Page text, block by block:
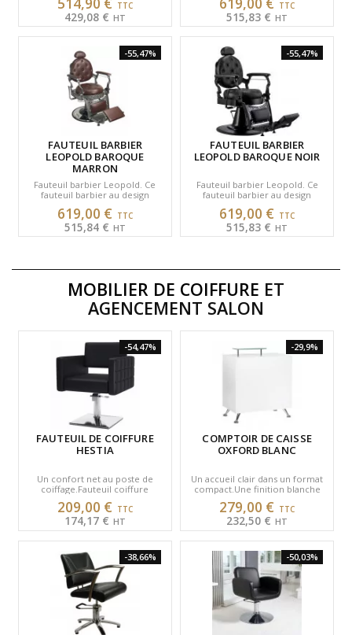
barbier pivote sur 360…
429,08 €
réglable et têtière…
515,83 €
-55,47%
FAUTEUIL BARBIER
LEOPOLD BAROQUE
MARRON
Fauteuil barbier Leopold. Ce
fauteuil barbier au design
réglable et têtière…
619,00 €
515,84 €
-55,47%
FAUTEUIL BARBIER
LEOPOLD BAROQUE NOIR
Fauteuil barbier Leopold. Ce
fauteuil barbier au design
réglable et têtière…
619,00 €
515,83 €
MOBILIER DE COIFFURE ET
AGENCEMENT SALON
-54,47%
FAUTEUIL DE COIFFURE
HESTIA
Un confort net au poste de
coiffage.Fauteuil coiffure
une hauteur réglable et…
209,00 €
174,17 €
-29,9%
COMPTOIR DE CAISSE
OXFORD BLANC
Un accueil clair dans un format
compact.Une finition blanche
l’espace caisse.◆…
279,00 €
232,50 €
-38,66% -50,03%